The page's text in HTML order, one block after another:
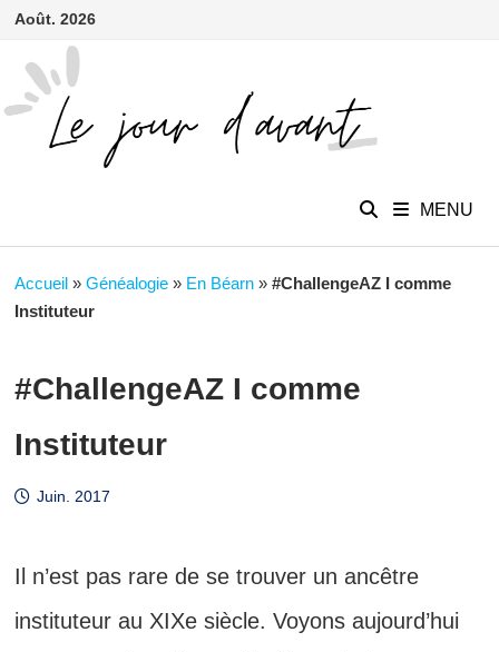
Passer
contenu
Août. 2026
MENU
Accueil» Généalogie» En Béarn» #ChallengeAZ I comme
Instituteur
#ChallengeAZ I comme
Instituteur
Juin. 2017
Il n’est pas rare de se trouver un ancêtre
instituteur au XIXe siècle. Voyons aujourd’hui